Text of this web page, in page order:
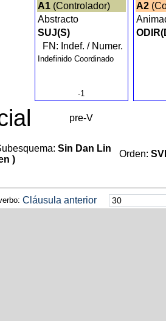
A1(Controlador)
Abstracto
SUJ(S)
FN: Indef. / Numer.
Indefinido Coordinado
-1
A2
pre-V
Sin Dan Lin
)
Orden:
Cláusula anterior